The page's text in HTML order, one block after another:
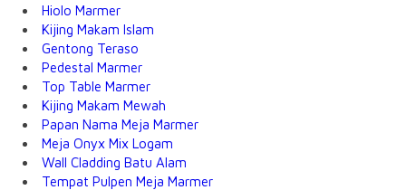
Hiolo Marmer
Kijing Makam Islam
Gentong Teraso
Pedestal Marmer
Top Table Marmer
Kijing Makam Mewah
Papan Nama Meja Marmer
Meja Onyx Mix Logam
Wall Cladding Batu Alam
Tempat Pulpen Meja Marmer